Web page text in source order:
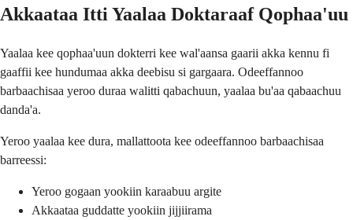
Akkaataa Itti Yaalaa Doktaraaf Qophaa'uu
Yaalaa kee qophaa'uun dokterri kee wal'aansa gaarii akka kennu fi
gaaffii kee hundumaa akka deebisu si gargaara. Odeeffannoo
barbaachisaa yeroo duraa walitti qabachuun, yaalaa bu'aa qabaachuu
danda'a.
Yeroo yaalaa kee dura, mallattoota kee odeeffannoo barbaachisaa
barreessi:
Yeroo gogaan yookiin karaabuu argite
Akkaataa guddatte yookiin jijjiirama